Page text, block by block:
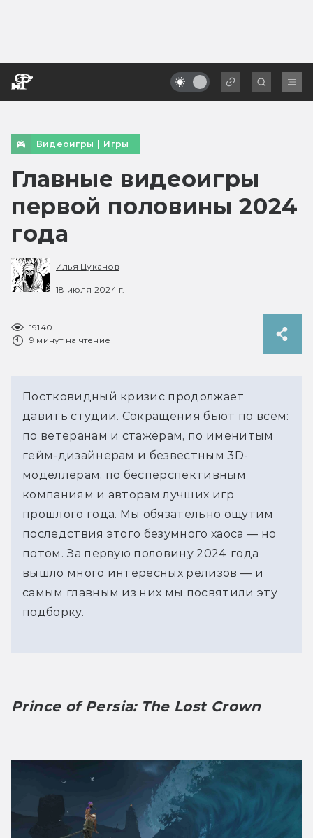
Видеоигры | Игры
Главные видеоигры
первой половины 2024
года
Илья Цуканов
18 июля 2024 г.
19140
9 минут на чтение
Постковидный кризис продолжает
давить студии. Сокращения бьют по всем:
по ветеранам и стажёрам, по именитым
гейм-дизайнерам и безвестным 3D-
моделлерам, по бесперспективным
компаниям и авторам лучших игр
прошлого года. Мы обязательно ощутим
последствия этого безумного хаоса — но
потом. За первую половину 2024 года
вышло много интересных релизов — и
самым главным из них мы посвятили эту
подборку.
Prince of Persia: The Lost Crown